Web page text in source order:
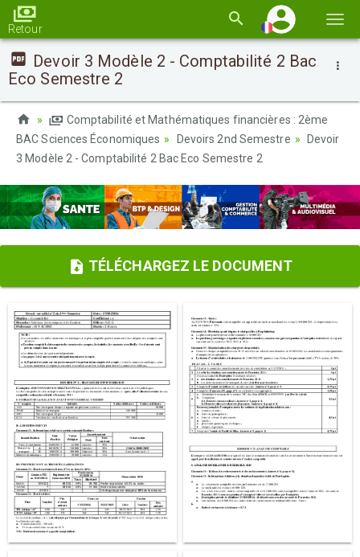
la
Retour
Devoir 3 Modèle 2 - Comptabilité 2 Bac
Eco Semestre 2
Comptabilité et Mathématiques financières : 2ème
BAC Sciences Économiques
Devoirs 2nd Semestre
Devoir
3 Modèle 2 - Comptabilité 2 Bac Eco Semestre 2
TÉLÉCHARGEZ LE DOCUMENT